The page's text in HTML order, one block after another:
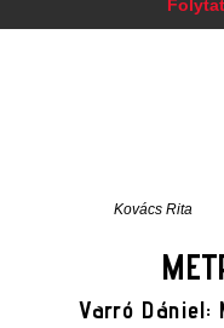
Kovács Rita
Varró Dániel: